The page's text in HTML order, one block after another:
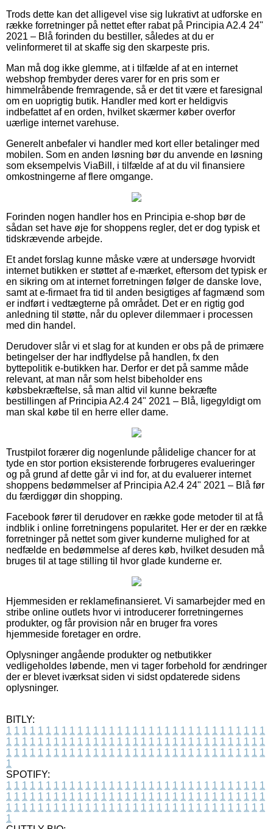
Trods dette kan det alligevel vise sig lukrativt at udforske en
række forretninger på nettet efter rabat på Principia A2.4 24"
2021 – Blå forinden du bestiller, således at du er
velinformeret til at skaffe sig den skarpeste pris.
Man må dog ikke glemme, at i tilfælde af at en internet
webshop frembyder deres varer for en pris som er
himmelråbende fremragende, så er det tit være et faresignal
om en uoprigtig butik. Handler med kort er heldigvis
indbefattet af en orden, hvilket skærmer køber overfor
uærlige internet varehuse.
Generelt anbefaler vi handler med kort eller betalinger med
mobilen. Som en anden løsning bør du anvende en løsning
som eksempelvis ViaBill, i tilfælde af at du vil finansiere
omkostningerne af flere omgange.
Forinden nogen handler hos en Principia e-shop bør de
sådan set have øje for shoppens regler, det er dog typisk et
tidskrævende arbejde.
Et andet forslag kunne måske være at undersøge hvorvidt
internet butikken er støttet af e-mærket, eftersom det typisk er
en sikring om at internet forretningen følger de danske love,
samt at e-firmaet fra tid til anden besigtiges af fagmænd som
er indført i vedtægterne på området. Det er en rigtig god
anledning til støtte, når du oplever dilemmaer i processen
med din handel.
Derudover slår vi et slag for at kunden er obs på de primære
betingelser der har indflydelse på handlen, fx den
byttepolitik e-butikken har. Derfor er det på samme måde
relevant, at man når som helst bibeholder ens
købsbekræftelse, så man altid vil kunne bekræfte
bestillingen af Principia A2.4 24" 2021 – Blå, ligegyldigt om
man skal købe til en herre eller dame.
Trustpilot forærer dig nogenlunde pålidelige chancer for at
tyde en stor portion eksisterende forbrugeres evalueringer
og på grund af dette går vi ind for, at du evaluerer internet
shoppens bedømmelser af Principia A2.4 24" 2021 – Blå før
du færdiggør din shopping.
Facebook fører til derudover en række gode metoder til at få
indblik i online forretningens popularitet. Her er der en række
forretninger på nettet som giver kunderne mulighed for at
nedfælde en bedømmelse af deres køb, hvilket desuden må
bruges til at tage stilling til hvor glade kunderne er.
Hjemmesiden er reklamefinansieret. Vi samarbejder med en
stribe online outlets hvor vi introducerer forretningernes
produkter, og får provision når en bruger fra vores
hjemmeside foretager en ordre.
Oplysninger angående produkter og netbutikker
vedligeholdes løbende, men vi tager forbehold for ændringer
der er blevet iværksat siden vi sidst opdaterede sidens
oplysninger.
BITLY:
1 1 1 1 1 1 1 1 1 1 1 1 1 1 1 1 1 1 1 1 1 1 1 1 1 1 1 1 1 1 1 1 1
1 1 1 1 1 1 1 1 1 1 1 1 1 1 1 1 1 1 1 1 1 1 1 1 1 1 1 1 1 1 1 1 1
1 1 1 1 1 1 1 1 1 1 1 1 1 1 1 1 1 1 1 1 1 1 1 1 1 1 1 1 1 1 1 1 1
1
SPOTIFY:
1 1 1 1 1 1 1 1 1 1 1 1 1 1 1 1 1 1 1 1 1 1 1 1 1 1 1 1 1 1 1 1 1
1 1 1 1 1 1 1 1 1 1 1 1 1 1 1 1 1 1 1 1 1 1 1 1 1 1 1 1 1 1 1 1 1
1 1 1 1 1 1 1 1 1 1 1 1 1 1 1 1 1 1 1 1 1 1 1 1 1 1 1 1 1 1 1 1 1
1